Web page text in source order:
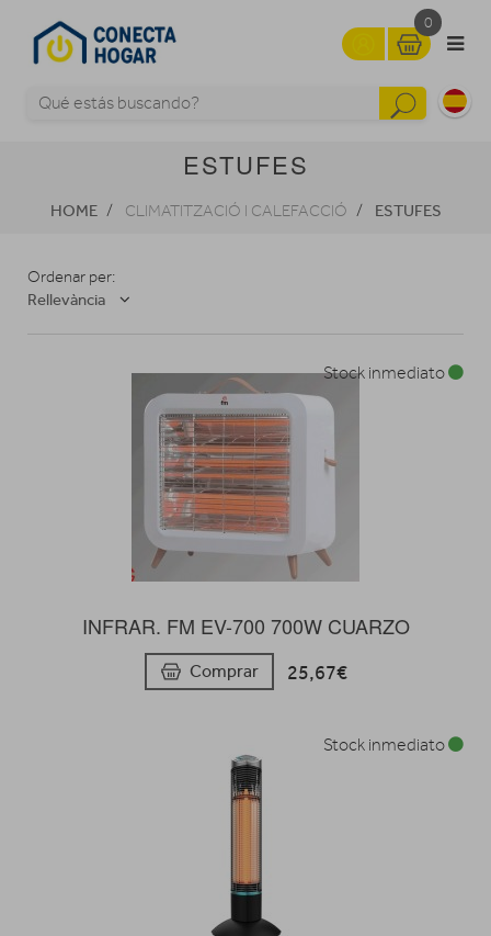
0
ESTUFES
HOME CLIMATITZACIÓ I CALEFACCIÓ ESTUFES
Ordenar per:
Rellevància
INFRAR. FM EV-700 700W CUARZO
Comprar 25,67€
Stock inmediato
Stock inmediato